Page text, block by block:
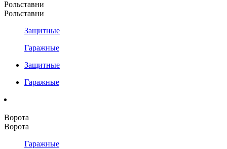
Рольставни
Рольставни
Защитные
Гаражные
Защитные
Гаражные
Ворота
Ворота
Гаражные